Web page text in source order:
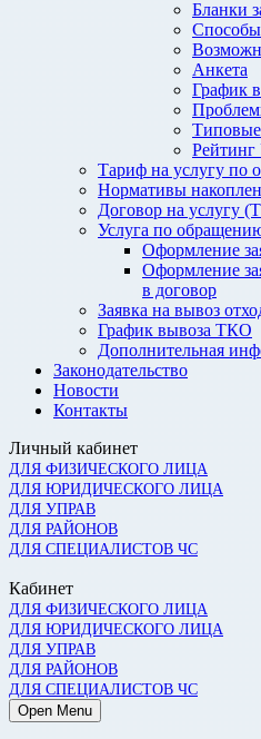
Бланки
Анкета
График
Тариф на услугу
Нормативы
Договор на услугу
Услуга по
Оформление
Оформление
в договор
Заявка на вывоз
График вывоза ТКО
Дополнительная
Законодательство
Новости
Контакты
Личный кабинет
ДЛЯ ФИЗИЧЕСКОГО ЛИЦА
ДЛЯ ЮРИДИЧЕСКОГО ЛИЦА
ДЛЯ УПРАВ
ДЛЯ РАЙОНОВ
ДЛЯ СПЕЦИАЛИСТОВ ЧС
Кабинет
ДЛЯ ФИЗИЧЕСКОГО ЛИЦА
ДЛЯ ЮРИДИЧЕСКОГО ЛИЦА
ДЛЯ УПРАВ
ДЛЯ РАЙОНОВ
ДЛЯ СПЕЦИАЛИСТОВ ЧС
Open Menu